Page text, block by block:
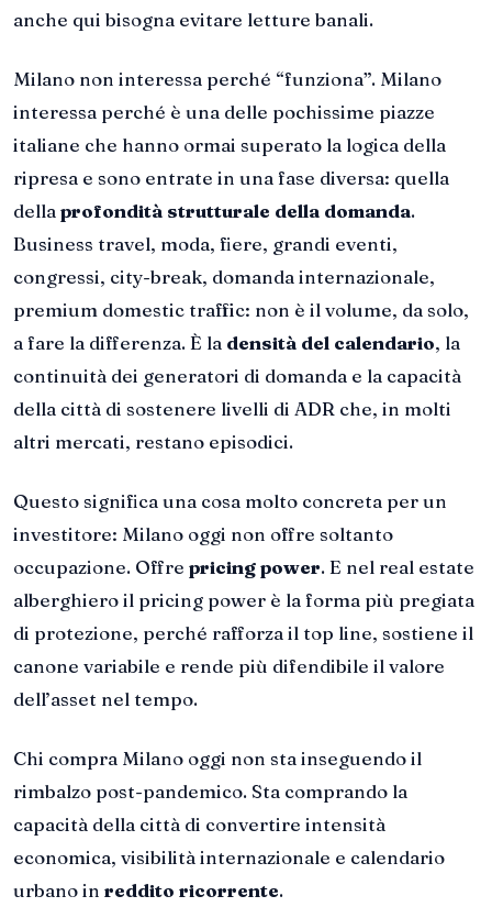
anche qui bisogna evitare letture banali.
Milano non interessa perché “funziona”. Milano
interessa perché è una delle pochissime piazze
italiane che hanno ormai superato la logica della
ripresa e sono entrate in una fase diversa: quella
della profondità strutturale della domanda.
Business travel, moda, fiere, grandi eventi,
congressi, city-break, domanda internazionale,
premium domestic traffic: non è il volume, da solo,
a fare la differenza. È la densità del calendario, la
continuità dei generatori di domanda e la capacità
della città di sostenere livelli di ADR che, in molti
altri mercati, restano episodici.
Questo significa una cosa molto concreta per un
investitore: Milano oggi non offre soltanto
occupazione. Offre pricing power. E nel real estate
alberghiero il pricing power è la forma più pregiata
di protezione, perché rafforza il top line, sostiene il
canone variabile e rende più difendibile il valore
dell’asset nel tempo.
Chi compra Milano oggi non sta inseguendo il
rimbalzo post-pandemico. Sta comprando la
capacità della città di convertire intensità
economica, visibilità internazionale e calendario
urbano in reddito ricorrente.